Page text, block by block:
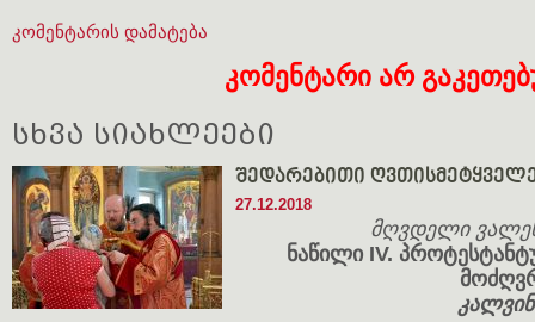
კომენტარის დამატება
კომენტარი არ
სხვა სიახლეები
შედარებითი
27.12.2018
მღვდელი
ნაწილი IV.